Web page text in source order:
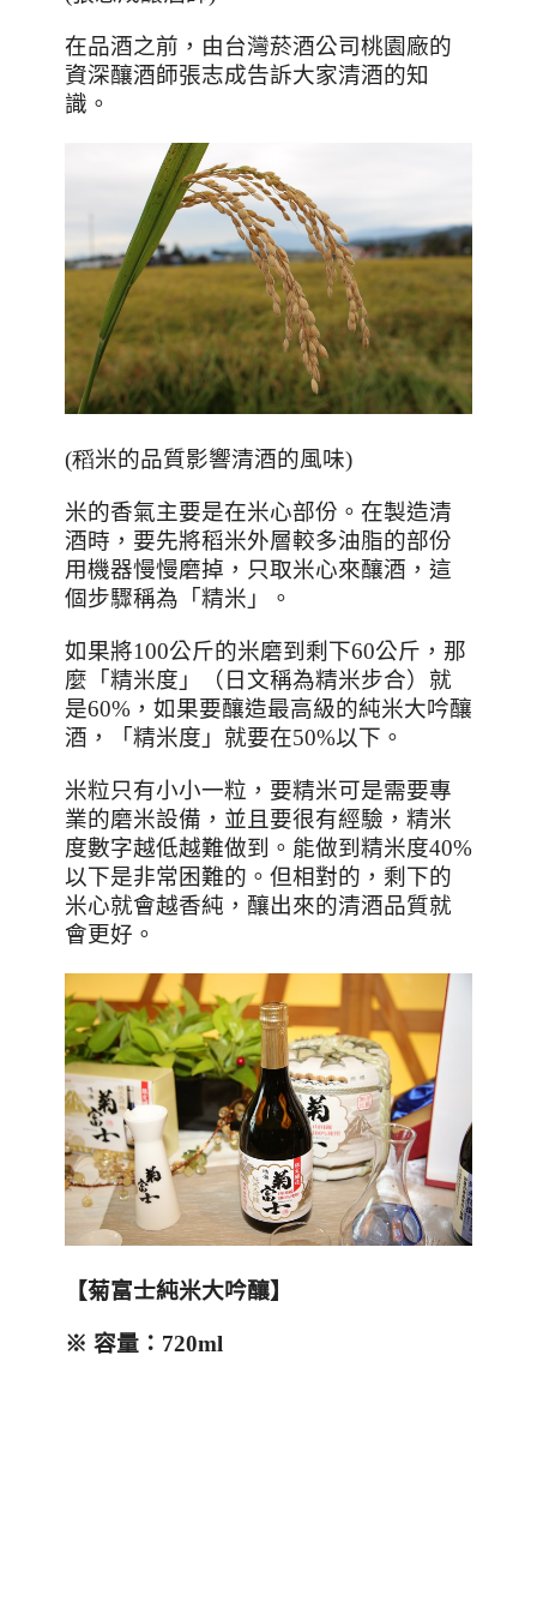
在品酒之前，由台灣菸酒公司桃園廠的
資深釀酒師張志成告訴大家清酒的知
識。
(稻米的品質影響清酒的風味)
米的香氣主要是在米心部份。在製造清
酒時，要先將稻米外層較多油脂的部份
用機器慢慢磨掉，只取米心來釀酒，這
個步驟稱為「精米」。
如果將100公斤的米磨到剩下60公斤，那
麼「精米度」（日文稱為精米步合）就
是60% ，如果要釀造最高級的純米大吟釀
酒，「精米度」就要在50%以下。
米粒只有小小一粒，要精米可是需要專
業的磨米設備，並且要很有經驗，精米
度數字越低越難做到。能做到精米度40%
以下是非常困難的。但相對的，剩下的
米心就會越香純，釀出來的清酒品質就
會更好。
【菊富士純米大吟釀】
※ 容量： 720ml